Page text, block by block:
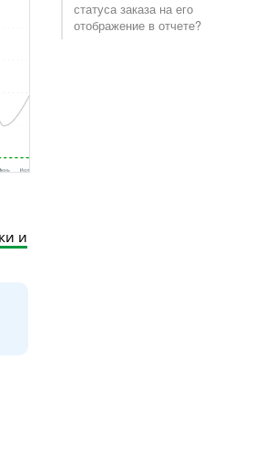
статуса заказа на его
отображение в отчете?
и